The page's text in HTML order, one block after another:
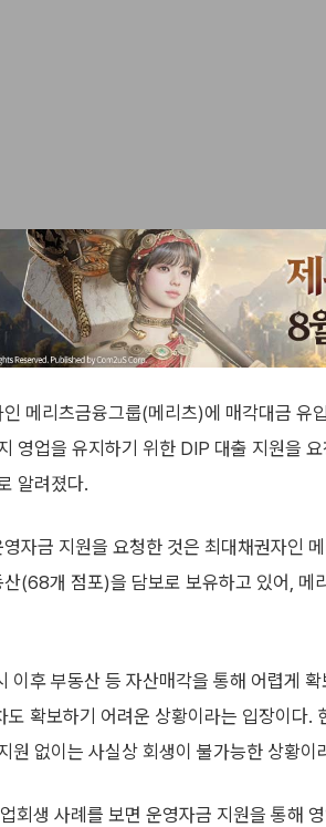
메리츠금융그룹(메리츠)에 매각대금 유
영업을 유지하기 위한 DIP 대출 지원을
알려졌다.
자금 지원을 요청한 것은 최대채권자인
(68개 점포)을 담보로 보유하고 있어, 메
이후 부동산 등 자산매각을 통해 어렵게
도 확보하기 어려운 상황이라는 입장이다.
원 없이는 사실상 회생이 불가능한 상황이
회생 사례를 보면 운영자금 지원을 통해